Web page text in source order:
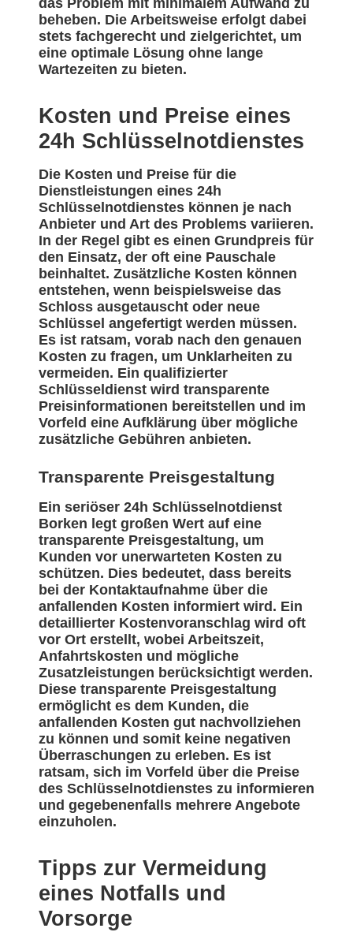
das Problem mit minimalem Aufwand zu
beheben. Die Arbeitsweise erfolgt dabei
stets fachgerecht und zielgerichtet, um
eine optimale Lösung ohne lange
Wartezeiten zu bieten.
Kosten und Preise eines
24h Schlüsselnotdienstes
Die Kosten und Preise für die
Dienstleistungen eines 24h
Schlüsselnotdienstes können je nach
Anbieter und Art des Problems variieren.
In der Regel gibt es einen Grundpreis für
den Einsatz, der oft eine Pauschale
beinhaltet. Zusätzliche Kosten können
entstehen, wenn beispielsweise das
Schloss ausgetauscht oder neue
Schlüssel angefertigt werden müssen.
Es ist ratsam, vorab nach den genauen
Kosten zu fragen, um Unklarheiten zu
vermeiden. Ein qualifizierter
Schlüsseldienst wird transparente
Preisinformationen bereitstellen und im
Vorfeld eine Aufklärung über mögliche
zusätzliche Gebühren anbieten.
Transparente Preisgestaltung
Ein seriöser 24h Schlüsselnotdienst
Borken legt großen Wert auf eine
transparente Preisgestaltung, um
Kunden vor unerwarteten Kosten zu
schützen. Dies bedeutet, dass bereits
bei der Kontaktaufnahme über die
anfallenden Kosten informiert wird. Ein
detaillierter Kostenvoranschlag wird oft
vor Ort erstellt, wobei Arbeitszeit,
Anfahrtskosten und mögliche
Zusatzleistungen berücksichtigt werden.
Diese transparente Preisgestaltung
ermöglicht es dem Kunden, die
anfallenden Kosten gut nachvollziehen
zu können und somit keine negativen
Überraschungen zu erleben. Es ist
ratsam, sich im Vorfeld über die Preise
des Schlüsselnotdienstes zu informieren
und gegebenenfalls mehrere Angebote
einzuholen.
Tipps zur Vermeidung
eines Notfalls und
Vorsorge